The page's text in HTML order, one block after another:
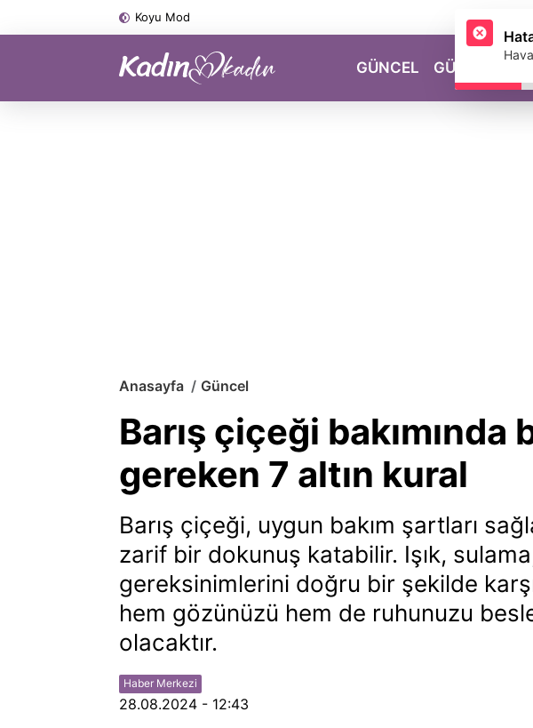
Koyu Mod
GÜNCEL GÜZELLİK
Anasayfa Güncel
Barış çiçeği bakımında
gereken 7 altın kural
Barış çiçeği, uygun bakım şartları
zarif bir dokunuş katabilir. Işık,
gereksinimlerini doğru bir şekilde
hem gözünüzü hem de ruhunuzu
olacaktır.
Haber Merkezi
28.08.2024 - 12:43